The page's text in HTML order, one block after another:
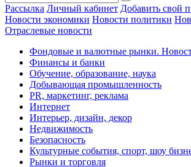
Рассылка Личный кабинет Добавить свой
Новости экономики Новости политики
Отраслевые новости
Фондовые и валютные рынки.
Финансы и банки
Обучение, образование, наука
Добывающая промышленность
PR, маркетинг, реклама
Интернет
Интерьер, дизайн, декор
Недвижимость
Безопасность
Культурные события, спорт, шоу
Рынки и торговля